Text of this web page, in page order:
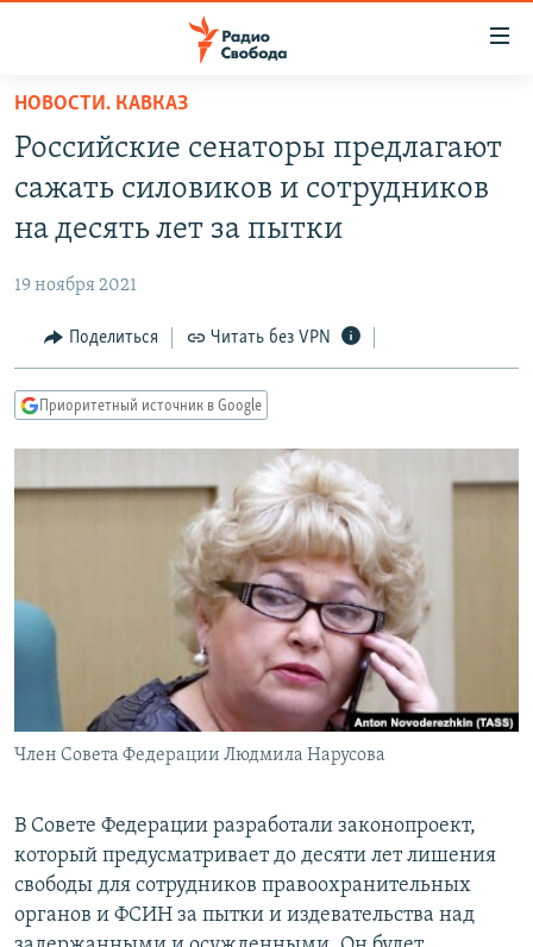
упрощенного
доступа
основному
Вернутся
Вернутся
МНЕНИЯ
КУЛЬТУРА
КАВКАЗ.РЕАЛИИ
РАСПИСАНИЕ ВЕЩАНИЯ
ПОДПИШИТЕСЬ НА РАССЫЛКУ
Все сайты РСЕ/РС
НОВОСТИ. КАВКАЗ
Российские сенаторы предлагают
сажать силовиков и сотрудников
на десять лет за пытки
19 ноября 2021
Поделиться Читать без VPN
Приоритетный источник в Google
Член Совета Федерации Людмила Нарусова
В Совете Федерации разработали законопроект,
который предусматривает до десяти лет лишения
свободы для сотрудников правоохранительных
органов и ФСИН за пытки и издевательства над